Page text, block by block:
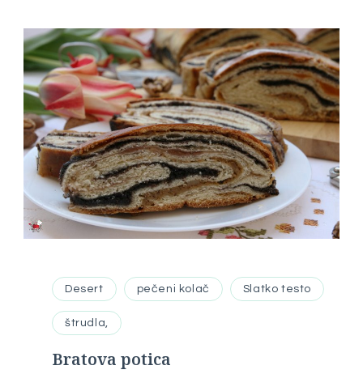
Desert pečeni kolač Slatko testo
štrudla,
Bratova potica